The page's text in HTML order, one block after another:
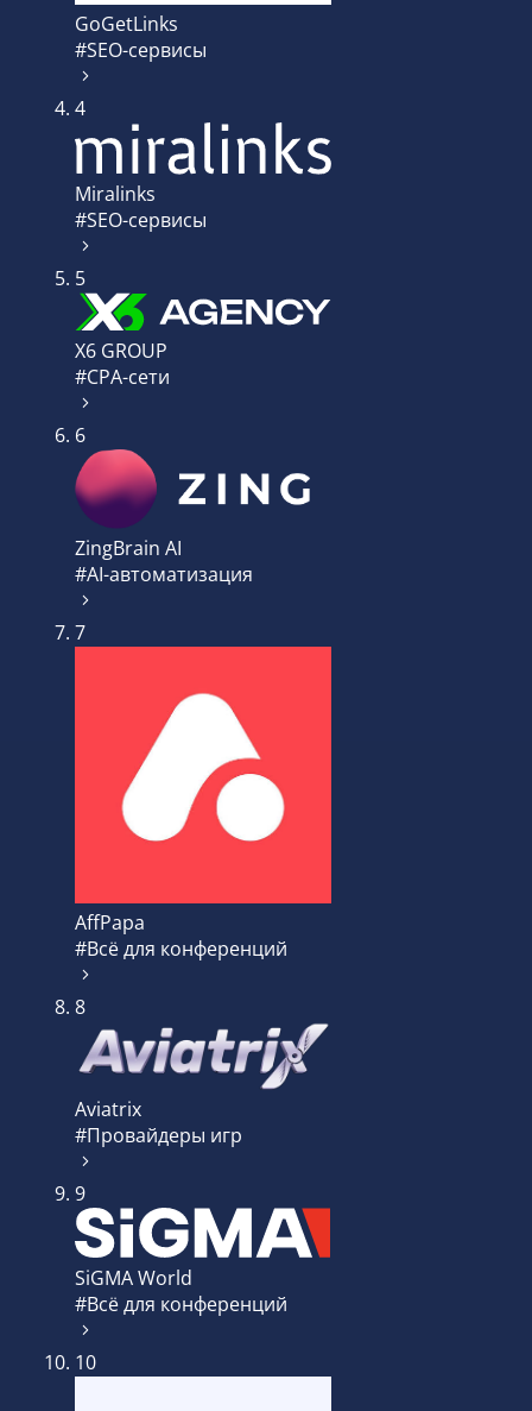
GoGetLinks
#SEO-сервисы
4
Miralinks
#SEO-сервисы
5
X6 GROUP
#CPA-сети
6
ZingBrain AI
#AI-автоматизация
7
AffPapa
#Всё для конференций
8
Aviatrix
#Провайдеры игр
9
SiGMA World
#Всё для конференций
10